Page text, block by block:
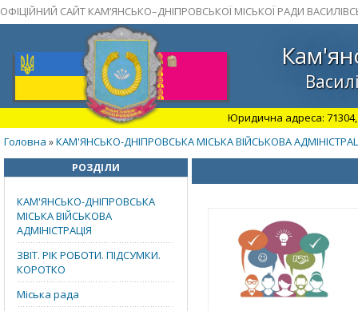
ОФІЦІЙНИЙ САЙТ КАМ’ЯНСЬКО–ДНІПРОВСЬКОЇ МІСЬКОЇ РАДИ
Юридична адреса: 71304,
Головна »КАМ'ЯНСЬКО-ДНІПРОВСЬКА МІСЬКА ВІЙСЬКОВА
РОЗДІЛИ
КАМ'ЯНСЬКО-ДНІПРОВСЬКА
МІСЬКА ВІЙСЬКОВА
АДМІНІСТРАЦІЯ
ЗВІТ. РІК РОБОТИ. ПІДСУМКИ.
КОРОТКО
Міська рада